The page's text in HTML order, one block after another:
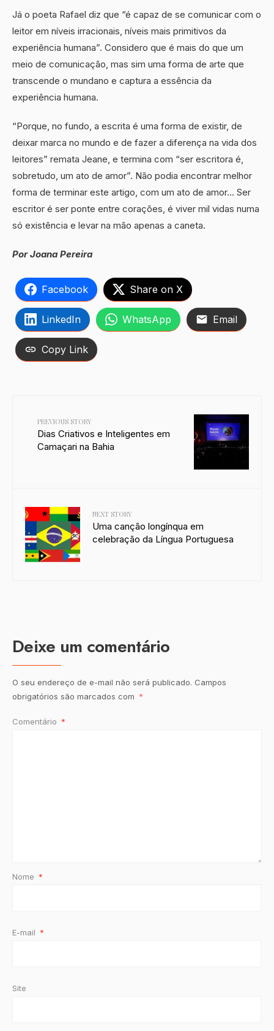
Já o poeta Rafael diz que “é capaz de se comunicar com o
leitor em níveis irracionais, níveis mais primitivos da
experiência humana”. Considero que é mais do que um
meio de comunicação, mas sim uma forma de arte que
transcende o mundano e captura a essência da
experiência humana.
“Porque, no fundo, a escrita é uma forma de existir, de
deixar marca no mundo e de fazer a diferença na vida dos
leitores” remata Jeane, e termina com “ser escritora é,
sobretudo, um ato de amor”. Não podia encontrar melhor
forma de terminar este artigo, com um ato de amor… Ser
escritor é ser ponte entre corações, é viver mil vidas numa
só existência e levar na mão apenas a caneta.
Por Joana Pereira
Facebook Share on X
LinkedIn WhatsApp Email
Copy Link
PREVIOUS STORY
Dias Criativos e Inteligentes em
Camaçari na Bahia
NEXT STORY
Uma canção longínqua em
celebração da Língua Portuguesa
Deixe um comentário
O seu endereço de e-mail não será publicado. Campos
obrigatórios são marcados com *
Comentário *
Nome *
E-mail *
Site